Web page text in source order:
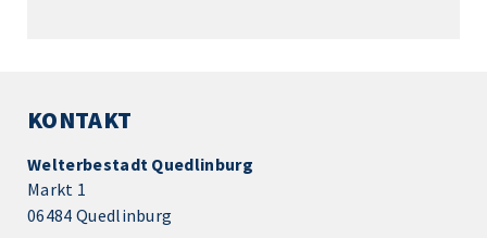
KONTAKT
Welterbestadt Quedlinburg
Markt 1
06484 Quedlinburg